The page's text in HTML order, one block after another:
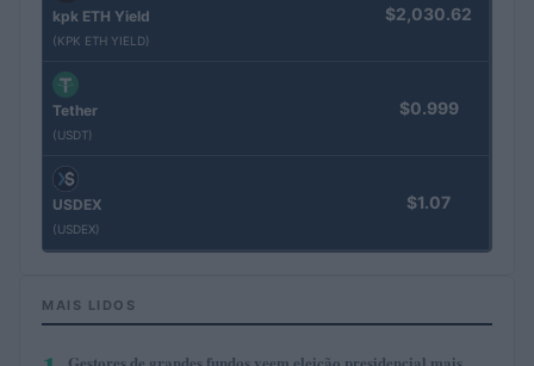
kpk ETH Yield
(KPK ETH YIELD)
$2,030.62
Tether
(USDT)
$0.999
USDEX
(USDEX)
$1.07
MAIS LIDOS